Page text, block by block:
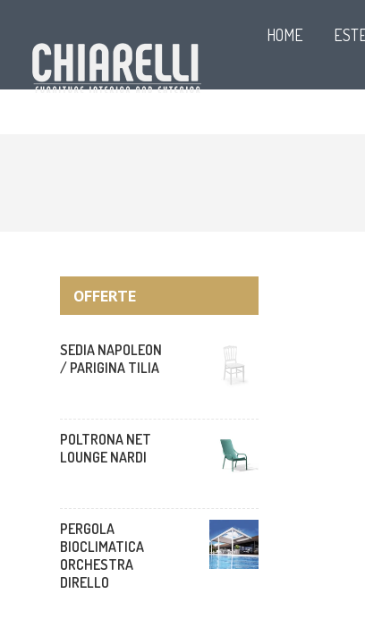
HOME
OFFERTE
SEDIA NAPOLEON
/ PARIGINA TILIA
POLTRONA NET
LOUNGE NARDI
PERGOLA
BIOCLIMATICA
ORCHESTRA
DIRELLO